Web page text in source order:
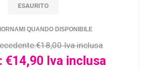
ESAURITO
€18,00 Iva inclusa
€14,90 Iva inclusa